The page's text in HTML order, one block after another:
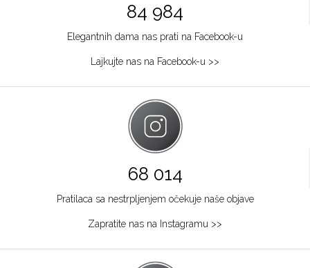
84 984
Elegantnih dama nas prati na Facebook-u
Lajkujte nas na Facebook-u >>
68 014
Pratilaca sa nestrpljenjem očekuje naše objave
Zapratite nas na Instagramu >>